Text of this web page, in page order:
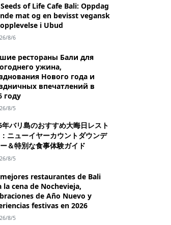
of Life Cafe Bali: Oppdag
mat og en bevisst vegansk
i Ubud
8/6
рестораны Бали для
ужина,
Нового года и
впечатлений в
году
8/5
バリ島のおすすめ大晦日レスト
ニューイヤーカウントダウンデ
＆特別な食事体験ガイド
8/5
restaurantes de Bali
la cena de Nochevieja,
de Año Nuevo y
festivas en 2026
8/5